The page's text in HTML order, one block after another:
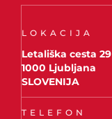
LOKACIJA
Letališka cesta 29
1000 Ljubljana
SLOVENIJA
TELEFON